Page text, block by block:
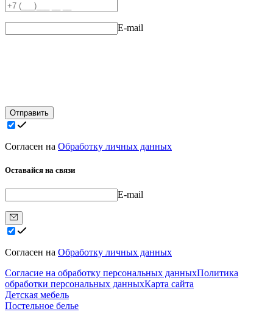
E-mail
Отправить
Согласен на Обработку личных данных
Оставайся на связи
E-mail
Согласен на Обработку личных данных
Согласие на обработку персональных данныхПолитика
обработки персональных данныхКарта сайта
Детская мебель
Постельное белье